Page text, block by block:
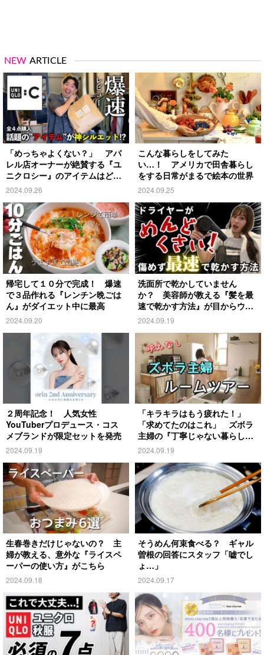
NEW ARTICLE
「めっちゃよくない？」 アパ
レル店オーナーが絶賛する『ユ
ニクロシー』のアイテムはど
れ？
2024.09.26
こんな暮らしをしてみた
い…！ アメリカで田舎暮らし
をする日常がまるで絵本の世界
2024.09.25
帰宅して１０分で完成！ 爆速
で３品作れる『レンチン晩ごは
ん』がダイエット中に最高
2024.09.20
洗面所で乾かしていません
か？ 美容師が教える『髪を最
速で乾かす方法』が目からウロ
コ
2024.09.19
２周年記念！ 人気女性
YouTuberプロデュース・コス
メブランドが限定セットを発売
2024.09.19
「キラキラはもう疲れた！」
「求めてたのはこれ」 ズボラ
主婦の『丁寧じゃない暮らし』
がこちら
2024.09.19
生春巻きだけじゃないの？ 主
婦が教える、意外な『ライスペ
ーパーの使い方』がこちら
2024.09.18
そうめん何束食べる？ ギャル
曽根の回答にスタッフ「嘘でし
ょ…」
2024.09.17